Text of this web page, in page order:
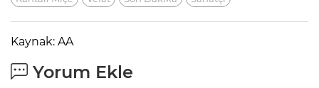
Kaynak: AA
Yorum Ekle